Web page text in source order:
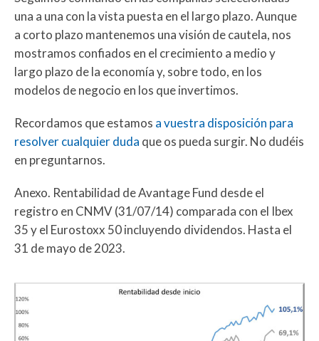
una a una con la vista puesta en el largo plazo. Aunque
a corto plazo mantenemos una visión de cautela, nos
mostramos confiados en el crecimiento a medio y
largo plazo de la economía y, sobre todo, en los
modelos de negocio en los que invertimos.
Recordamos que estamos a vuestra disposición para
resolver cualquier duda que os pueda surgir. No dudéis
en preguntarnos.
Anexo. Rentabilidad de Avantage Fund desde el
registro en CNMV (31/07/14) comparada con el Ibex
35 y el Eurostoxx 50 incluyendo dividendos. Hasta el
31 de mayo de 2023.